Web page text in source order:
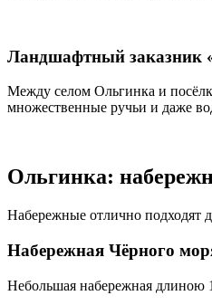
Ландшафтный заказник
Между селом Ольгинка и
множественные ручьи и даже
Ольгинка:
Набережные отлично подходят
Набережная Чёрного
Небольшая набережная длиною